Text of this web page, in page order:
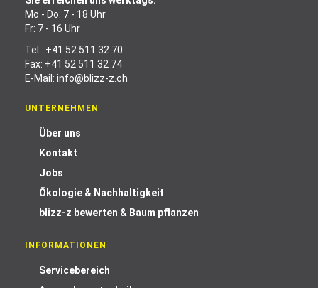
Mo - Do: 7 - 18 Uhr
Fr: 7 - 16 Uhr
Tel.: +41 52 511 32 70
Fax: +41 52 511 32 74
E-Mail: info@blizz-z.ch
UNTERNEHMEN
Über uns
Kontakt
Jobs
Ökologie & Nachhaltigkeit
blizz-z bewerten & Baum pflanzen
INFORMATIONEN
Servicebereich